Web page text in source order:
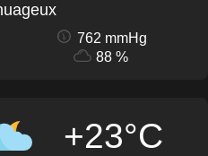
762 mmHg
88 %
+23°C